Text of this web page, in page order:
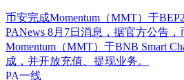
币安完成Momentum（MMT）于
PANews 8月7日消息，据官方公告
Momentum（MMT）于BNB Smart
成，并开放充值、提现业务。
PA一线